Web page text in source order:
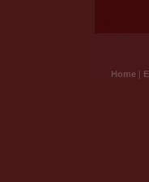
Home |